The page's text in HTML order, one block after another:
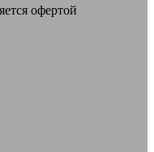
офертой